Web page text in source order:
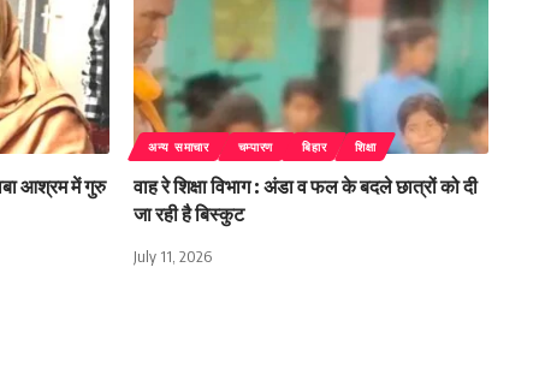
आश्रम में गुरु
अन्य समाचार चम्पारण बिहार शिक्षा
वाह रे शिक्षा विभाग : अंडा व फल के बदले छात्रों को दी
जा रही है बिस्कुट
July 11, 2026